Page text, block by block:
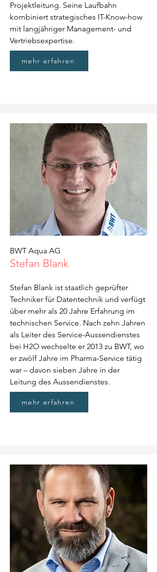
Projektleitung. Seine Laufbahn
kombiniert strategisches IT-Know-how
mit langjähriger Management- und
Vertriebsexpertise.
mehr erfahren
BWT Aqua AG
Stefan Blank
Stefan Blank ist staatlich geprüfter
Techniker für Datentechnik und verfügt
über mehr als 20 Jahre Erfahrung im
technischen Service. Nach zehn Jahren
als Leiter des Service-Aussendienstes
bei H2O wechselte er 2013 zu BWT, wo
er zwölf Jahre im Pharma-Service tätig
war – davon sieben Jahre in der
Leitung des Aussendienstes.
mehr erfahren